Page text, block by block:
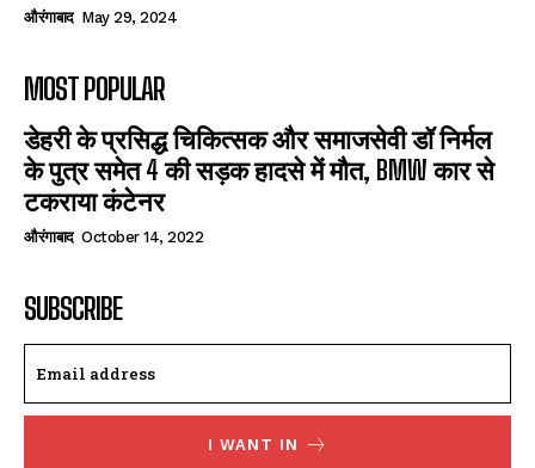
औरंगाबाद May 29, 2024
MOST POPULAR
डेहरी के प्रसिद्ध चिकित्सक और समाजसेवी डॉ निर्मल
के पुत्र समेत 4 की सड़क हादसे में मौत, BMW कार से
टकराया कंटेनर
औरंगाबाद October 14, 2022
SUBSCRIBE
I WANT IN